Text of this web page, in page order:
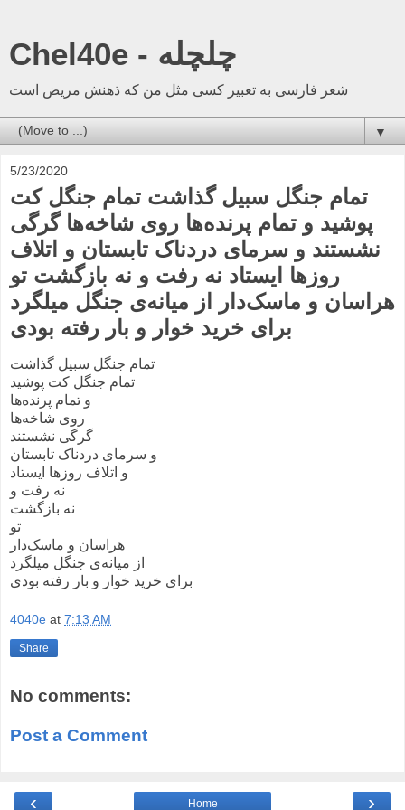
Chel40e - چلچله
شعر فارسی به تعبیر کسی مثل من که ذهنش مریض است
▼
5/23/2020
تمام جنگل سبیل گذاشت تمام جنگل کت
پوشید و تمام پرنده‌ها روی شاخه‌ها گرگی
نشستند و سرمای دردناک تابستان و اتلاف
روزها ایستاد نه رفت و نه بازگشت تو
‌هراسان و ماسک‌دار از میانه‌ی جنگل میلگرد
برای خرید خوار و بار رفته بودی
تمام جنگل سبیل گذاشت
تمام جنگل کت پوشید
و تمام پرنده‌ها
روی شاخه‌ها
گرگی نشستند
و سرمای دردناک تابستان
و اتلاف روزها ایستاد
نه رفت و
نه بازگشت
تو
‌هراسان و ماسک‌دار
از میانه‌ی جنگل میلگرد
برای خرید خوار و بار رفته بودی
4040e at 7:13 AM
Share
No comments:
Post a Comment
‹ ›
Home